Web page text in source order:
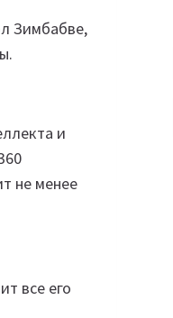
Зимбабве,
и
не менее
все его